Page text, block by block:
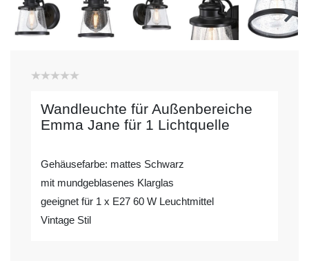
Wandleuchte für Außenbereiche
Emma Jane für 1 Lichtquelle
Gehäusefarbe: mattes Schwarz
mit mundgeblasenes Klarglas
geeignet für 1 x E27 60 W Leuchtmittel
Vintage Stil